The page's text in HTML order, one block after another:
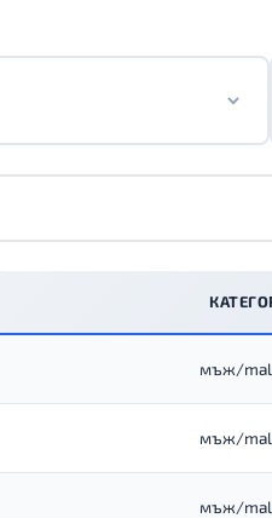
мъж/
мъж/
мъж/